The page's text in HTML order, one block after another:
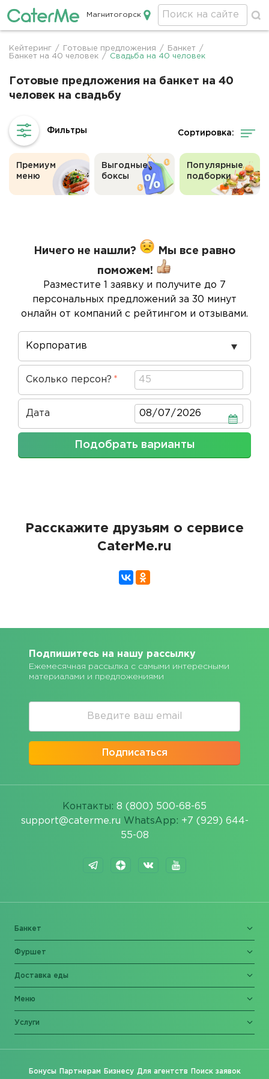
Кейтеринг в Магнитогорске
Магнитогорск
Строка
Кейтеринг / Готовые предложения / Банкет
/
Банкет на 40 человек
/ Свадьба на 40 человек
Готовые предложения на банкет на 40
человек на свадьбу
Сортировка:
Премиум
меню
Выгодные
боксы
Популярные
подборки
Ничего не нашли? Мы все равно
поможем!
Разместите 1 заявку и получите до 7
персональных предложений за 30 минут
онлайн от компаний с рейтингом и отзывами.
Повод
проведения
Сколько персон?
Дата Дата
Подобрать варианты
Расскажите друзьям о сервисе
CaterMe.ru
Подпишитесь на нашу рассылку
Ежемесячная рассылка с самыми интересными
материалами и предложениями
Подписаться
Контакты: 8 (800) 500-68-65
support@caterme.ru WhatsApp: +7 (929) 644-
55-08
Банкет
Фуршет
Доставка еды
Меню
Услуги
Бонусы Партнерам Бизнесу Для агентств Поиск заявок